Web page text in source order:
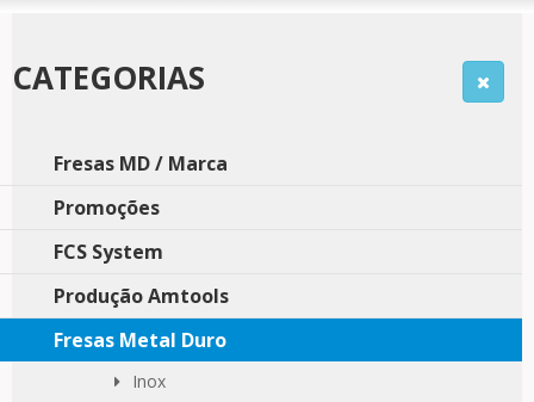
CATEGORIAS
Fresas MD / Marca
Promoções
FCS System
Produção Amtools
Fresas Metal Duro
Inox